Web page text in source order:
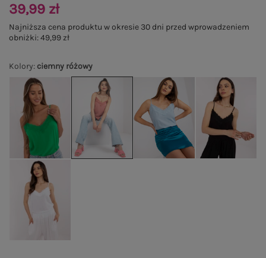
Kolory: ciemny różowy
39,99 zł
Najniższa cena produktu w okresie 30 dni przed wprowadzeniem
obniżki:49,99 zł